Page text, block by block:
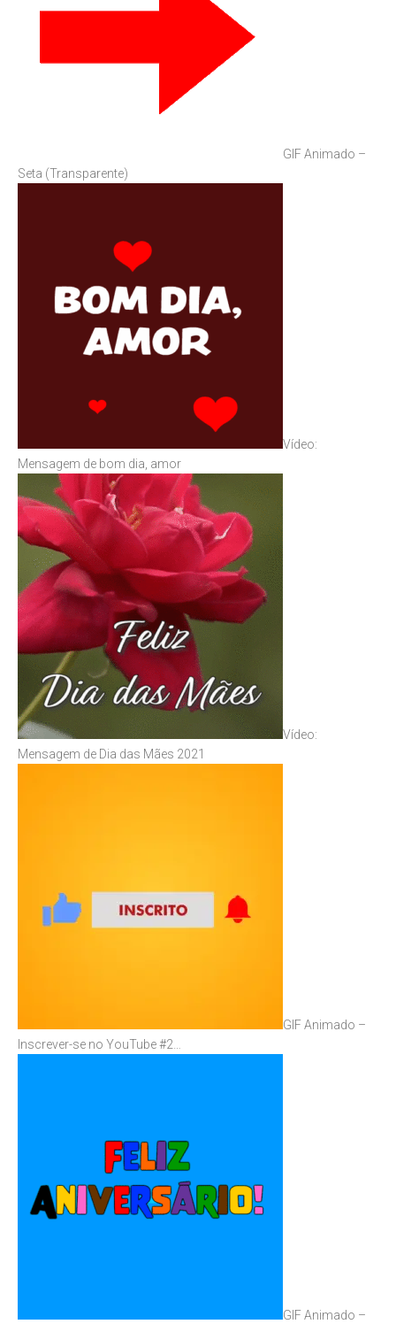
GIF Animado –
Seta (Transparente)
Vídeo:
Mensagem de bom dia, amor
Vídeo:
Mensagem de Dia das Mães 2021
GIF Animado –
Inscrever-se no YouTube #2…
GIF Animado –